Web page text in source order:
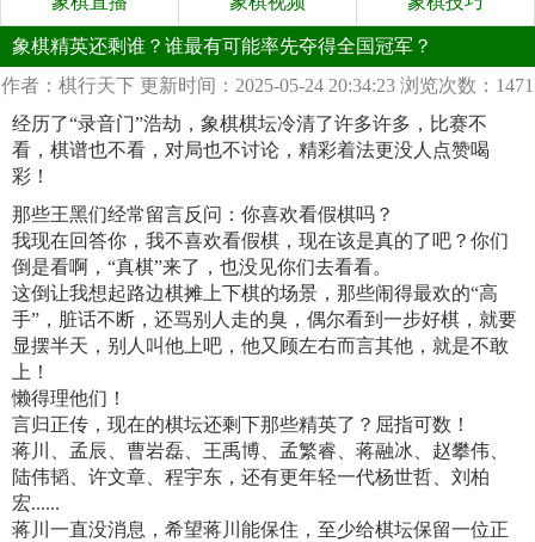
象棋精英还剩谁？谁最有可能率先夺得全国冠军？
作者：棋行天下 更新时间：2025-05-24 20:34:23 浏览次数：1471
经历了“录音门”浩劫，象棋棋坛冷清了许多许多，比赛不
看，棋谱也不看，对局也不讨论，精彩着法更没人点赞喝
彩！
那些王黑们经常留言反问：你喜欢看假棋吗？
我现在回答你，我不喜欢看假棋，现在该是真的了吧？你们
倒是看啊，“真棋”来了，也没见你们去看看。
这倒让我想起路边棋摊上下棋的场景，那些闹得最欢的“高
手”，脏话不断，还骂别人走的臭，偶尔看到一步好棋，就要
显摆半天，别人叫他上吧，他又顾左右而言其他，就是不敢
上！
懒得理他们！
言归正传，现在的棋坛还剩下那些精英了？屈指可数！
蒋川、孟辰、曹岩磊、王禹博、孟繁睿、蒋融冰、赵攀伟、
陆伟韬、许文章、程宇东，还有更年轻一代杨世哲、刘柏
宏......
蒋川一直没消息，希望蒋川能保住，至少给棋坛保留一位正